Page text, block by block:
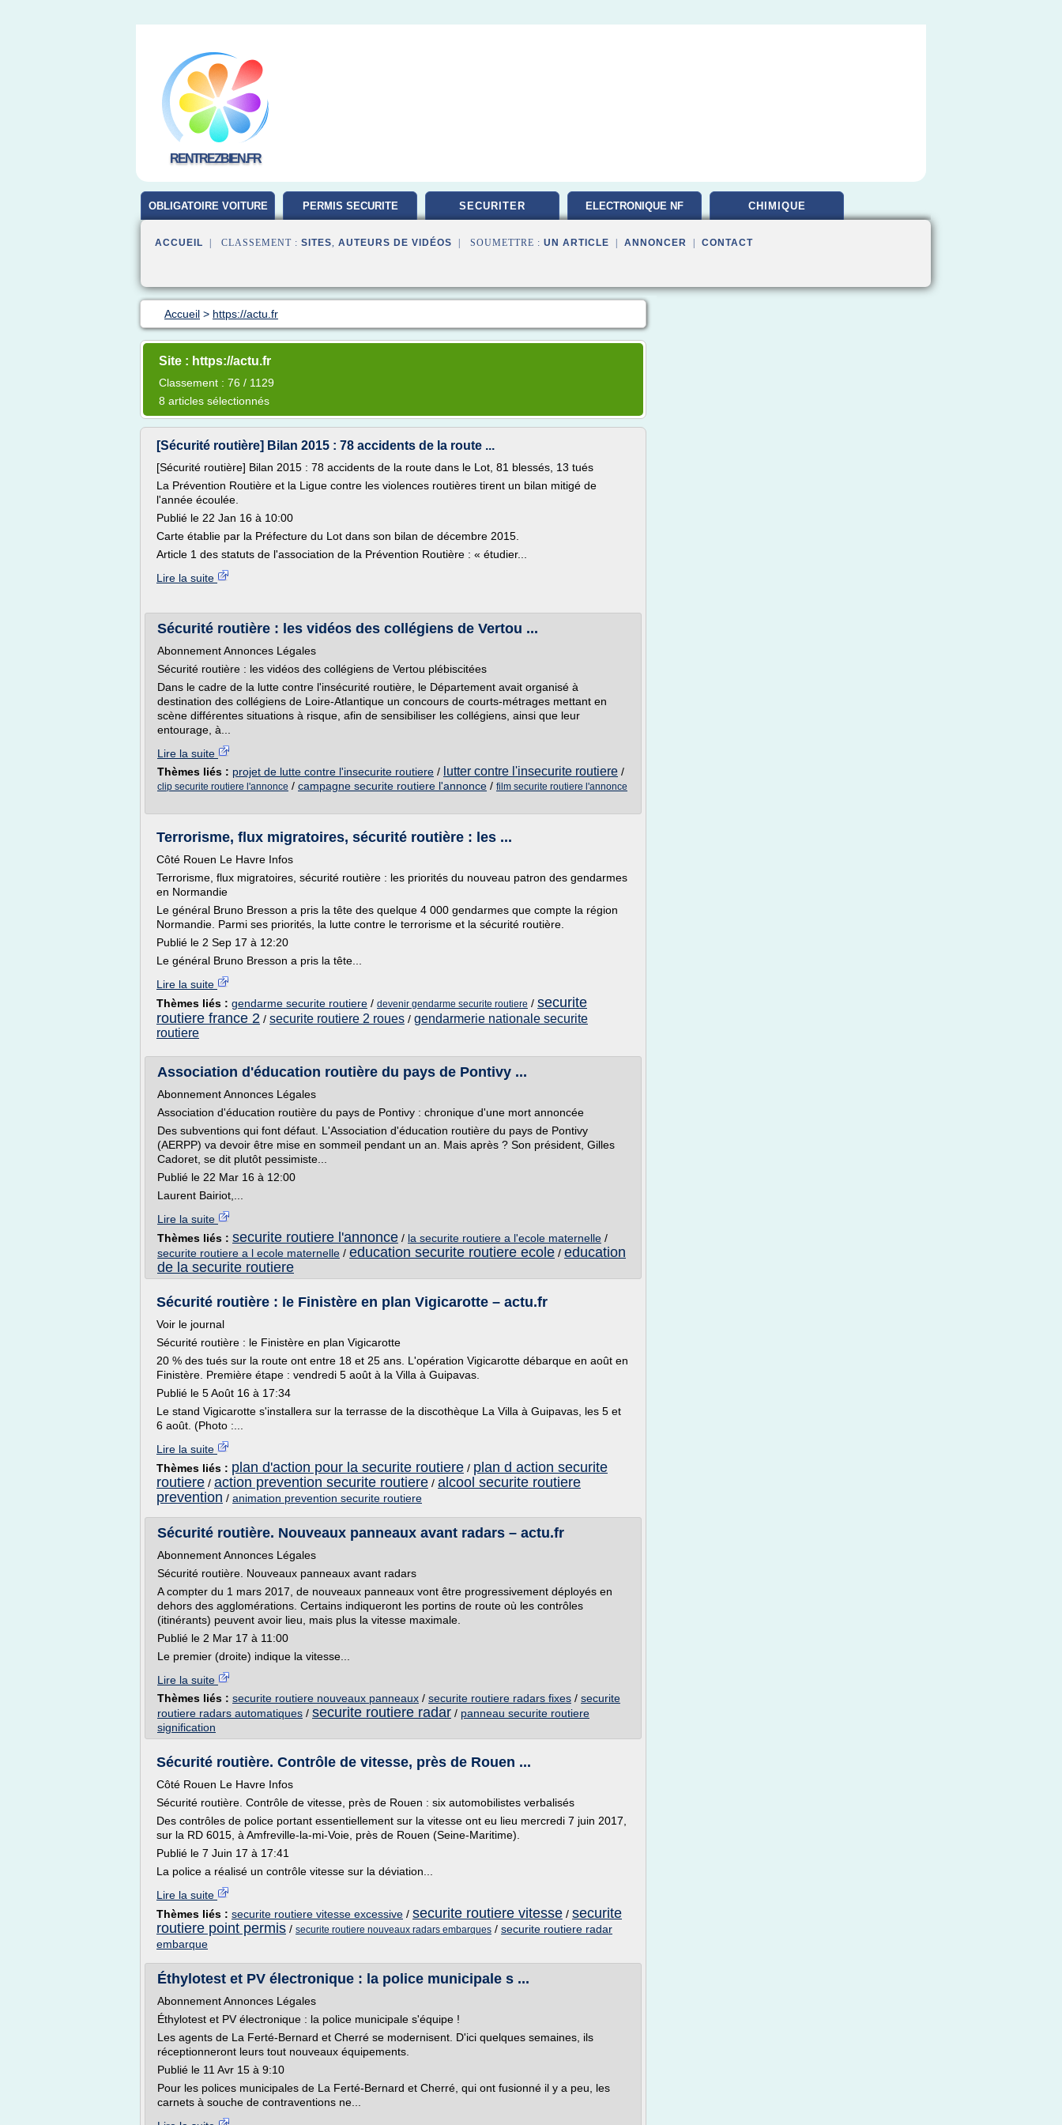
RENTREZBIEN.FR
OBLIGATOIRE VOITURE PERMIS SECURITE SECURITER ELECTRONIQUE NF CHIMIQUE
ACCUEIL | CLASSEMENT : SITES, AUTEURS DE VIDÉOS | SOUMETTRE : UN ARTICLE ANNONCER CONTACT
Accueil > https://actu.fr
Site : https://actu.fr
Classement : 76 / 1129
8 articles sélectionnés
[Sécurité routière] Bilan 2015 : 78 accidents de la route ...
[Sécurité routière] Bilan 2015 : 78 accidents de la route dans le Lot, 81 blessés, 13 tués
La Prévention Routière et la Ligue contre les violences routières tirent un bilan mitigé de
l'année écoulée.
Publié le 22 Jan 16 à 10:00
Carte établie par la Préfecture du Lot dans son bilan de décembre 2015.
Article 1 des statuts de l'association de la Prévention Routière : « étudier...
Lire la suite
Sécurité routière : les vidéos des collégiens de Vertou ...
Abonnement Annonces Légales
Sécurité routière : les vidéos des collégiens de Vertou plébiscitées
Dans le cadre de la lutte contre l'insécurité routière, le Département avait organisé à
destination des collégiens de Loire-Atlantique un concours de courts-métrages mettant en
scène différentes situations à risque, afin de sensibiliser les collégiens, ainsi que leur
entourage, à...
Lire la suite
Thèmes liés : projet de lutte contre l'insecurite routiere / lutter contre l'insecurite routiere /
clip securite routiere l'annonce / campagne securite routiere l'annonce / film securite routiere l'annonce
Terrorisme, flux migratoires, sécurité routière : les ...
Côté Rouen Le Havre Infos
Terrorisme, flux migratoires, sécurité routière : les priorités du nouveau patron des gendarmes
en Normandie
Le général Bruno Bresson a pris la tête des quelque 4 000 gendarmes que compte la région
Normandie. Parmi ses priorités, la lutte contre le terrorisme et la sécurité routière.
Publié le 2 Sep 17 à 12:20
Le général Bruno Bresson a pris la tête...
Lire la suite
Thèmes liés : gendarme securite routiere / devenir gendarme securite routiere / securite
routiere france 2 / securite routiere 2 roues / gendarmerie nationale securite
routiere
Association d'éducation routière du pays de Pontivy ...
Abonnement Annonces Légales
Association d'éducation routière du pays de Pontivy : chronique d'une mort annoncée
Des subventions qui font défaut. L'Association d'éducation routière du pays de Pontivy
(AERPP) va devoir être mise en sommeil pendant un an. Mais après ? Son président, Gilles
Cadoret, se dit plutôt pessimiste...
Publié le 22 Mar 16 à 12:00
Laurent Bairiot,...
Lire la suite
Thèmes liés : securite routiere l'annonce / la securite routiere a l'ecole maternelle /
securite routiere a l ecole maternelle / education securite routiere ecole / education
de la securite routiere
Sécurité routière : le Finistère en plan Vigicarotte – actu.fr
Voir le journal
Sécurité routière : le Finistère en plan Vigicarotte
20 % des tués sur la route ont entre 18 et 25 ans. L'opération Vigicarotte débarque en août en
Finistère. Première étape : vendredi 5 août à la Villa à Guipavas.
Publié le 5 Août 16 à 17:34
Le stand Vigicarotte s'installera sur la terrasse de la discothèque La Villa à Guipavas, les 5 et
6 août. (Photo :...
Lire la suite
Thèmes liés : plan d'action pour la securite routiere / plan d action securite
routiere / action prevention securite routiere / alcool securite routiere
prevention / animation prevention securite routiere
Sécurité routière. Nouveaux panneaux avant radars – actu.fr
Abonnement Annonces Légales
Sécurité routière. Nouveaux panneaux avant radars
A compter du 1 mars 2017, de nouveaux panneaux vont être progressivement déployés en
dehors des agglomérations. Certains indiqueront les portins de route où les contrôles
(itinérants) peuvent avoir lieu, mais plus la vitesse maximale.
Publié le 2 Mar 17 à 11:00
Le premier (droite) indique la vitesse...
Lire la suite
Thèmes liés : securite routiere nouveaux panneaux / securite routiere radars fixes / securite
routiere radars automatiques / securite routiere radar / panneau securite routiere
signification
Sécurité routière. Contrôle de vitesse, près de Rouen ...
Côté Rouen Le Havre Infos
Sécurité routière. Contrôle de vitesse, près de Rouen : six automobilistes verbalisés
Des contrôles de police portant essentiellement sur la vitesse ont eu lieu mercredi 7 juin 2017,
sur la RD 6015, à Amfreville-la-mi-Voie, près de Rouen (Seine-Maritime).
Publié le 7 Juin 17 à 17:41
La police a réalisé un contrôle vitesse sur la déviation...
Lire la suite
Thèmes liés : securite routiere vitesse excessive / securite routiere vitesse / securite
routiere point permis / securite routiere nouveaux radars embarques / securite routiere radar
embarque
Éthylotest et PV électronique : la police municipale s ...
Abonnement Annonces Légales
Éthylotest et PV électronique : la police municipale s'équipe !
Les agents de La Ferté-Bernard et Cherré se modernisent. D'ici quelques semaines, ils
réceptionneront leurs tout nouveaux équipements.
Publié le 11 Avr 15 à 9:10
Pour les polices municipales de La Ferté-Bernard et Cherré, qui ont fusionné il y a peu, les
carnets à souche de contraventions ne...